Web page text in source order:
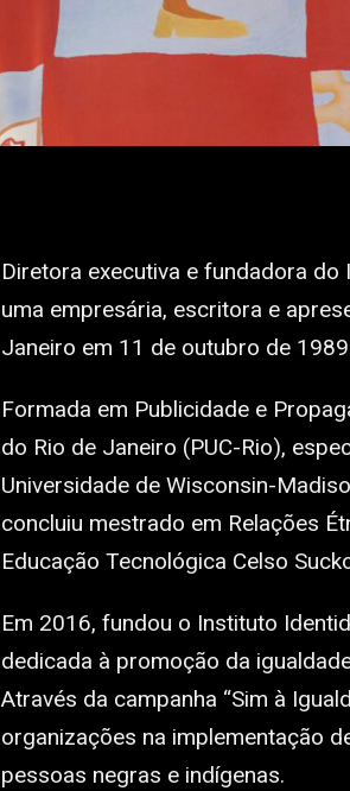
Diretora executiva e fundadora
uma empresária, escritora e
Janeiro em 11 de outubro de
Formada em Publicidade e
do Rio de Janeiro (PUC-Rio),
Universidade de Wisconsin-
concluiu mestrado em Relações
Educação Tecnológica Celso
Em 2016, fundou o Instituto
dedicada à promoção da
Através da campanha “Sim à
organizações na implementação
pessoas negras e indígenas.